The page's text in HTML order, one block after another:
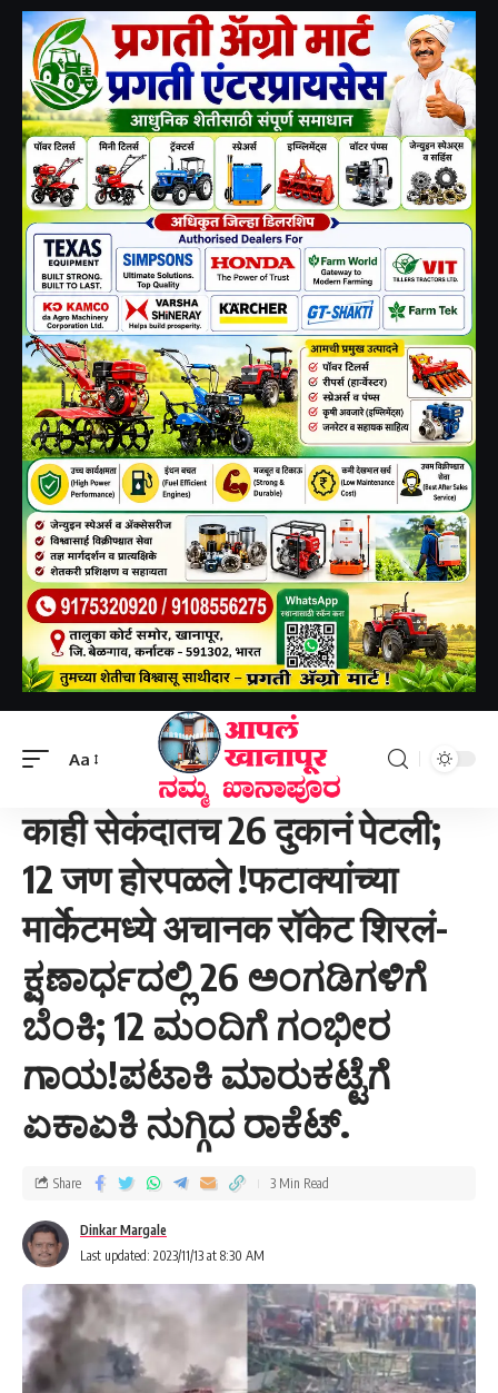
Aa
Uncategorized>काही सेकंदातच 26 दुकानं पेटली; 12 जण होरपळले !फटाक्यांच्या मार्केटमध्ये अचानक रॉकेट शिरलं-ಕ್ಷಣಾರ್ಧದಲ್ಲಿ 26 ಅಂಗಡಿಗಳಿಗೆ ಬೆಂಕಿ; 12 ಮಂದಿಗೆ ಗಂಭೀರ ಗಾಯ!ಪಟಾಕಿ ಮಾರುಕಟ್ಟೆಗೆ ಏಕಾಏಕಿ ನುಗ್ಗಿದ ರಾಕೆಟ್.
राष्ट्रीय
काही सेकंदातच 26 दुकानं पेटली;
12 जण होरपळले !फटाक्यांच्या
मार्केटमध्ये अचानक रॉकेट शिरलं-
ಕ್ಷಣಾರ್ಧದಲ್ಲಿ 26 ಅಂಗಡಿಗಳಿಗೆ
ಬೆಂಕಿ; 12 ಮಂದಿಗೆ ಗಂಭೀರ
ಗಾಯ!ಪಟಾಕಿ ಮಾರುಕಟ್ಟೆಗೆ
ಏಕಾಏಕಿ ನುಗ್ಗಿದ ರಾಕೆಟ್.
Last updated: 2023/11/13 at 8:30 AM
Dinkar Margale
Share 3 Min Read